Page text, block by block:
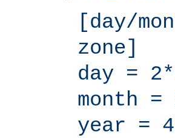
[day/
zone]
day =
month
year =